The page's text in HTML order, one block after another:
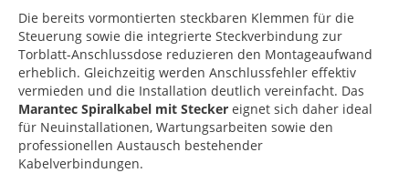
Die bereits vormontierten steckbaren Klemmen für die
Steuerung sowie die integrierte Steckverbindung zur
Torblatt-Anschlussdose reduzieren den Montageaufwand
erheblich. Gleichzeitig werden Anschlussfehler effektiv
vermieden und die Installation deutlich vereinfacht. Das
Marantec Spiralkabel mit Stecker eignet sich daher ideal
für Neuinstallationen, Wartungsarbeiten sowie den
professionellen Austausch bestehender
Kabelverbindungen.